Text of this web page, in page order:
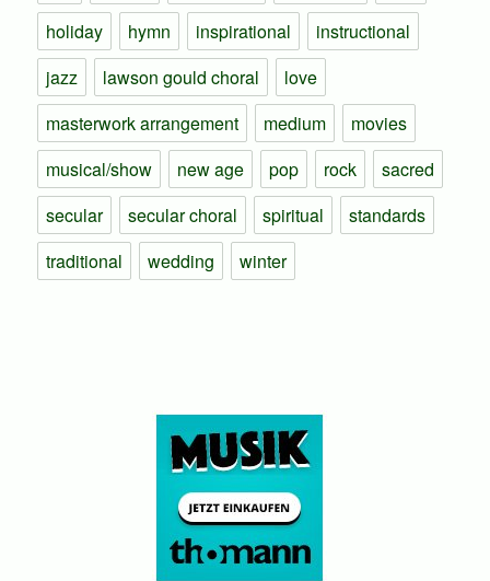
holiday
hymn inspirational
instructional
jazz
lawson gould choral
love
masterwork arrangement
medium
movies
musical/show
new age pop rock
sacred
secular
secular choral spiritual
standards
traditional
wedding winter